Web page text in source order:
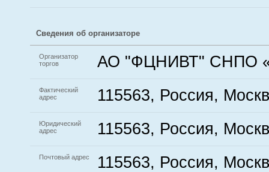
Сведения об организаторе
Организатор
торгов
АО "ФЦНИВТ" СНПО
Фактический
адрес
115563, Россия,
Юридический
адрес
115563, Россия,
Почтовый адрес 115563, Россия,